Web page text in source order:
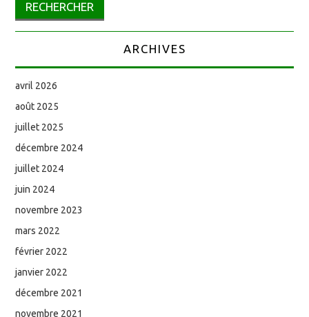
ARCHIVES
avril 2026
août 2025
juillet 2025
décembre 2024
juillet 2024
juin 2024
novembre 2023
mars 2022
février 2022
janvier 2022
décembre 2021
novembre 2021